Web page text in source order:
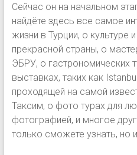
Сейчас он на начальном
найдёте здесь все самое
жизни в Турции, о культуре
прекрасной страны, о
ЭБРУ, о гастрономических
выставках, таких как
проходящей на самой
Таксим, о фото турах для
фотографией, и многое
только сможете узнать, но